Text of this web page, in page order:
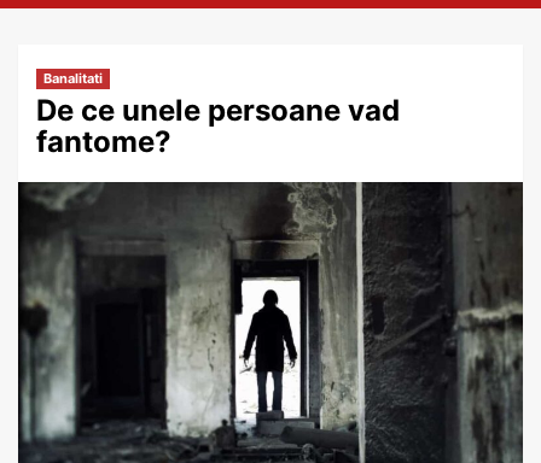
Banalitati
De ce unele persoane vad
fantome?